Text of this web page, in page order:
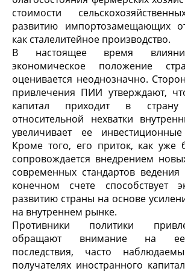
стоимости
развитию импортозамещающих
как стале­литейное производство.
В настоящее время
экономическое положение
оценивается неоднозначно.
привлечения ПИИ утверждают,
капитал при­ходит в
относительной нехватки
увеличивает ее
Кроме того, его приток, как уже
сопровождается внедрением
совре­менных стандартов
конечном счете способ­ствует
развитию страны на основе
на внутреннем рынке.
Противники политики
обращают внимание на ее
последствия, часто
получателях иностранного